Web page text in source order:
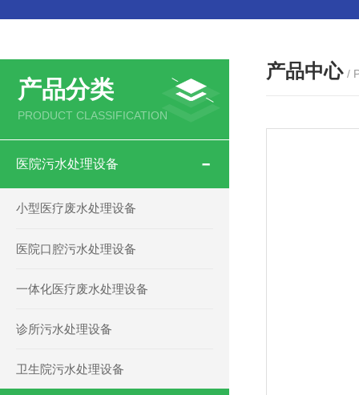
产品分类
PRODUCT CLASSIFICATION
医院污水处理设备
小型医疗废水处理设备
医院口腔污水处理设备
一体化医疗废水处理设备
诊所污水处理设备
卫生院污水处理设备
产品中心 /